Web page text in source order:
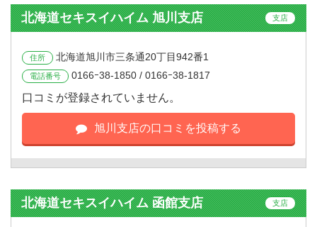
北海道セキスイハイム 旭川支店 支店
住所 北海道旭川市三条通20丁目942番1
電話番号 0166ｰ38-1850 / 0166ｰ38-1817
口コミが登録されていません。
旭川支店の口コミを投稿する
北海道セキスイハイム 函館支店 支店